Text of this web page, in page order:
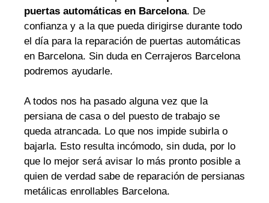
puertas automáticas en Barcelona. De
confianza y a la que pueda dirigirse durante todo
el día para la reparación de puertas automáticas
en Barcelona. Sin duda en Cerrajeros Barcelona
podremos ayudarle.
A todos nos ha pasado alguna vez que la
persiana de casa o del puesto de trabajo se
queda atrancada. Lo que nos impide subirla o
bajarla. Esto resulta incómodo, sin duda, por lo
que lo mejor será avisar lo más pronto posible a
quien de verdad sabe de reparación de persianas
metálicas enrollables Barcelona.